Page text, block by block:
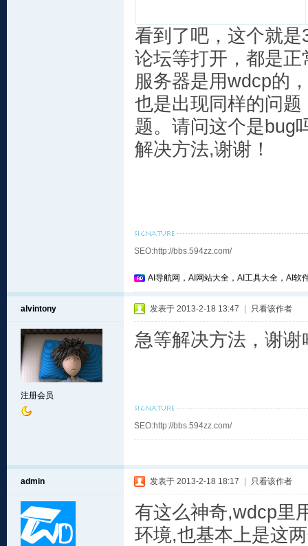
看到了吧，这个就
论坛等打开，都是
服务器是用wdcp的
也是出现同样的问
题。请问这个是bug
解决方法,谢谢！
SEO:http://bbs.594zz.com/
AI导航网，AI网站大全，AI工具大全，AI软
alvintony
注册会员
发表于 2013-2-18 13:47 只看该作者
急等解决方法，谢谢
SEO:http://bbs.594zz.com/
admin 发表于 2013-2-18 18:17 只看该作者
有这么神奇,wdcp里
环境,也基本上是这